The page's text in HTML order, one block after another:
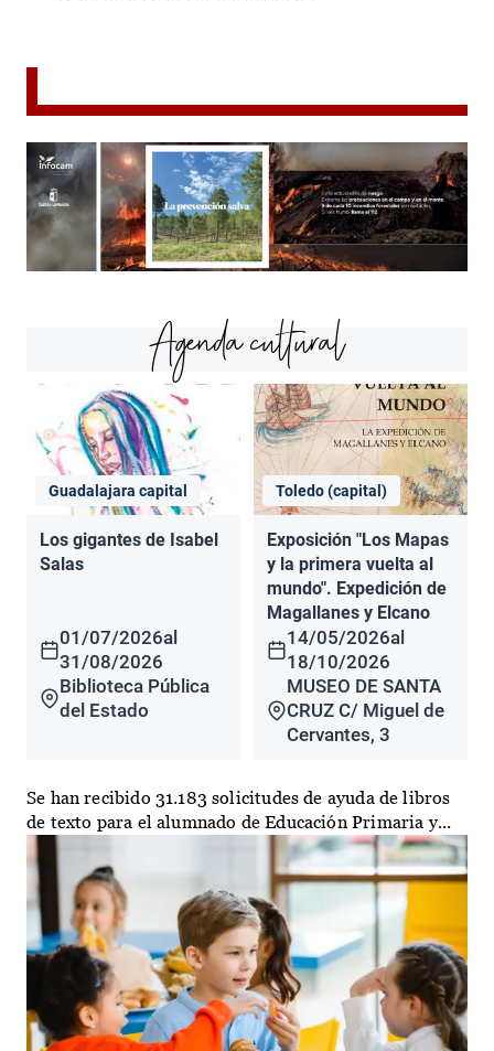
Agenda cultural
Guadalajara capital
Los gigantes de Isabel
Salas
01/07/2026al
31/08/2026
Biblioteca Pública
del Estado
Toledo (capital)
Exposición "Los Mapas
y la primera vuelta al
mundo". Expedición de
Magallanes y Elcano
14/05/2026al
18/10/2026
MUSEO DE SANTA
CRUZ C/ Miguel de
Cervantes, 3
Se han recibido 31.183 solicitudes de ayuda de libros
de texto para el alumnado de Educación Primaria y...